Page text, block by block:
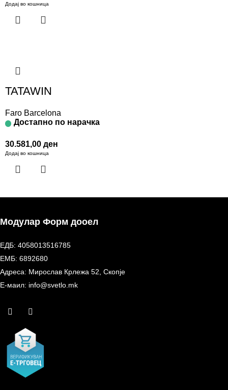
Додај во кошница
TATAWIN
Faro Barcelona
Достапно по нарачка
30.581,00 ден
Додај во кошница
Модулар Форм дооел
ЕДБ: 4058013516785
ЕМБ: 6892680
Адреса: Мирослав Крлежа 52, Скопје
Е-маил: info@svetlo.mk